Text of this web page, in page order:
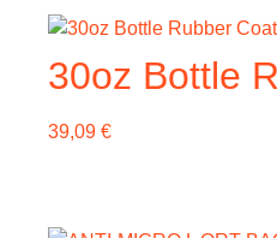
30oz Bottle
39,09 €